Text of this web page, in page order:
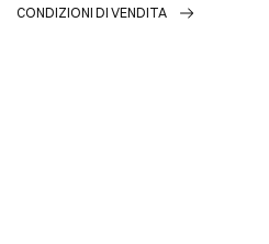
CONDIZIONI DI VENDITA